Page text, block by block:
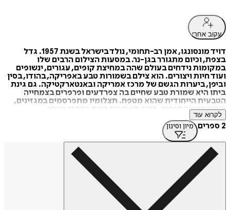
עקוב אחרי
דויד מונסונגו, אמן רב-תחומי, נולד בישראל בשנת 1957. גדל
בצפת, וכיום מתגורר בגן-נר. במסעות הצילום הרבים שלו
במקומות נידחים בעולם שהה במחיצת קופים, עגורים, ינשופים
ועוד חיות ויצורים. הוא צילם בשמורות טבע באפריקה, בהודו, בסין
וביפן, ביערות הגשם של מרכז אמריקה ובאנטארקטיקה. גם גינת
ביתו היא שמורת טבע שחיים בה צפרדעים ופרפרים בצמחייה
הטבעית הייחודית שהוא מטפח. תצלומיו מתפרסמים במגזינים,
באינטרנט ובספרים. הציג תערוכות רבות ברחבי הארץ.
לקרוא עוד
2 ספרים מיון וסינון